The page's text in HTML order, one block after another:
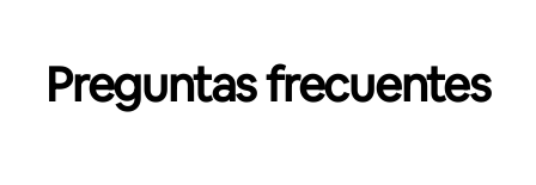
Preguntas frecuentes